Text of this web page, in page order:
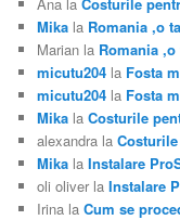
Mika la Romania ,o
Marian la Romania
micutu204 la Fosta
micutu204 la Fosta
Mika laCosturile
alexandra la
Mika laInstalare
oli oliver laInstalare
Irina laCum se